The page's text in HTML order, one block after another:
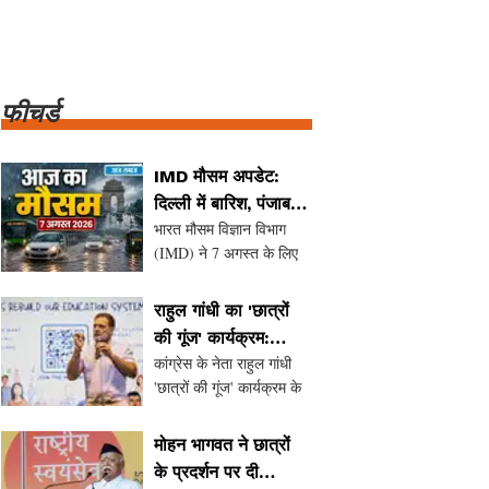
फीचर्ड
IMD मौसम अपडेट:
दिल्ली में बारिश, पंजाब-
हरियाणा में भारी बारिश
का अलर्ट
भारत मौसम विज्ञान विभाग
(IMD) ने 7 अगस्त के लिए
भारी बारिश का अलर्ट जारी
किया है। दिल्ली में पिछले कुछ
दिनों से लगातार बारिश हो रही
है, जिससे लोगों को उमस से
राहत मिली है
राहुल गांधी का 'छात्रों
की गूंज' कार्यक्रम:
प्रयागराज में मिली
अनुमति
कांग्रेस के नेता राहुल गांधी
'छात्रों की गूंज' कार्यक्रम के
में एक कार्यक्रम आयोजित
करने जा रहे हैं। पहले इस
कार्यक्रम की अनुमति रद्द कर
मोहन भागवत ने छात्रों
के प्रदर्शन पर दी